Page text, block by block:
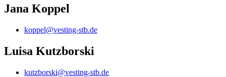
Jana Koppel
koppel@vesting-stb.de
Luisa Kutzborski
kutzborski@vesting-stb.de